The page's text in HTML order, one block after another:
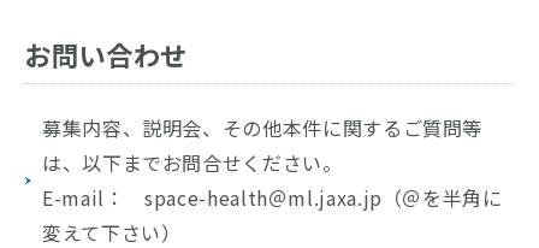
お問い合わせ
募集内容、説明会、その他本件に関するご質問等
は、以下までお問合せください。
E-mail： space-health＠ml.jaxa.jp（＠を半角に
変えて下さい）